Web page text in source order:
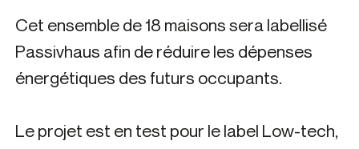
Cet ensemble de 18 maisons sera labellisé
Passivhaus afin de réduire les dépenses
énergétiques des futurs occupants.
Le projet est en test pour le label Low-tech,